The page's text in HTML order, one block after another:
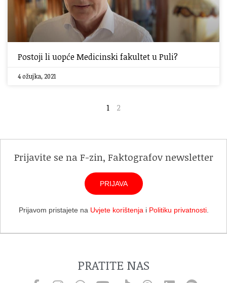
Postoji li uopće Medicinski fakultet u Puli?
4 ožujka, 2021
1 2
Prijavite se na F-zin, Faktografov newsletter
PRIJAVA
Prijavom pristajete na Uvjete korištenja i Politiku privatnosti.
PRATITE NAS